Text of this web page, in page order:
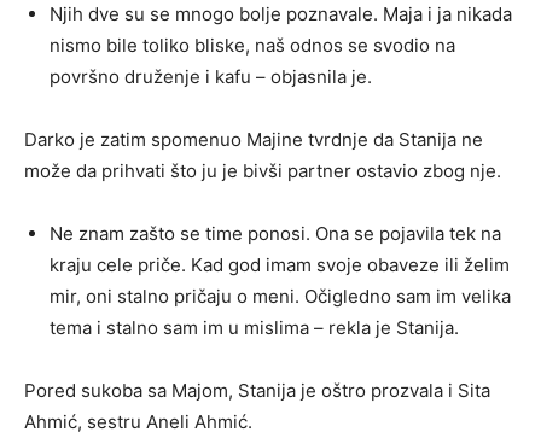
Njih dve su se mnogo bolje poznavale. Maja i ja nikada
nismo bile toliko bliske, naš odnos se svodio na
površno druženje i kafu – objasnila je.
Darko je zatim spomenuo Majine tvrdnje da Stanija ne
može da prihvati što ju je bivši partner ostavio zbog nje.
Ne znam zašto se time ponosi. Ona se pojavila tek na
kraju cele priče. Kad god imam svoje obaveze ili želim
mir, oni stalno pričaju o meni. Očigledno sam im velika
tema i stalno sam im u mislima – rekla je Stanija.
Pored sukoba sa Majom, Stanija je oštro prozvala i Sita
Ahmić, sestru Aneli Ahmić.